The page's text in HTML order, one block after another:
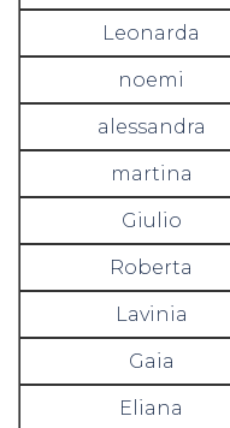
Leonarda
noemi
alessandra
martina
Giulio
Roberta
Lavinia
Gaia
Eliana